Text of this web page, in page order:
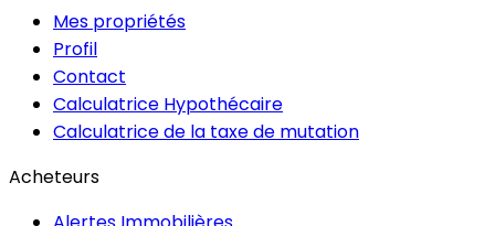
Mes propriétés
Profil
Contact
Calculatrice Hypothécaire
Calculatrice de la taxe de mutation
Acheteurs